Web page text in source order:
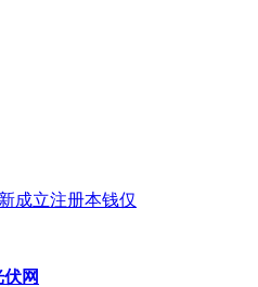
成立注册本钱仅
网